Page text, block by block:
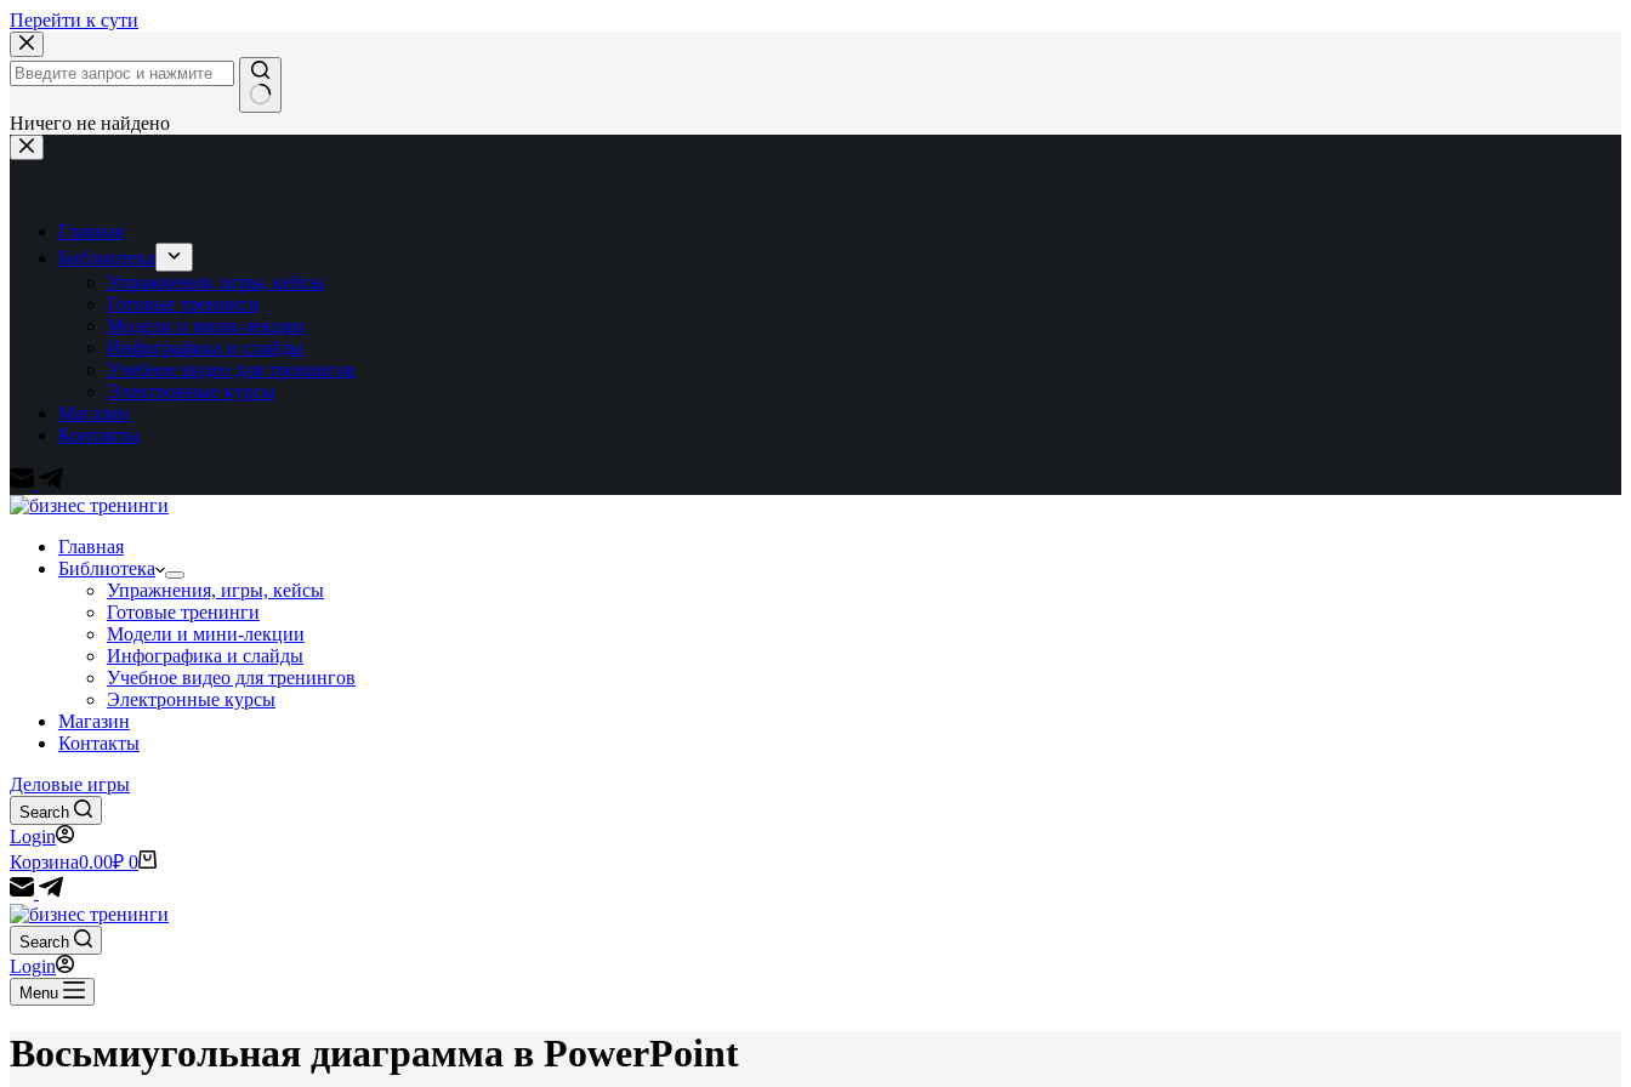
Перейти к сути
Ничего не найдено
Главная
Библиотека
Упражнения, игры, кейсы
Готовые тренинги
Модели и мини-лекции
Инфографика и слайды
Учебное видео для тренингов
Электронные курсы
Магазин
Контакты
Главная
Библиотека
Упражнения, игры, кейсы
Готовые тренинги
Модели и мини-лекции
Инфографика и слайды
Учебное видео для тренингов
Электронные курсы
Магазин
Контакты
Деловые игры
Search
Login
Корзина0.00₽ 0
Search
Login
Menu
Восьмиугольная диаграмма в PowerPoint